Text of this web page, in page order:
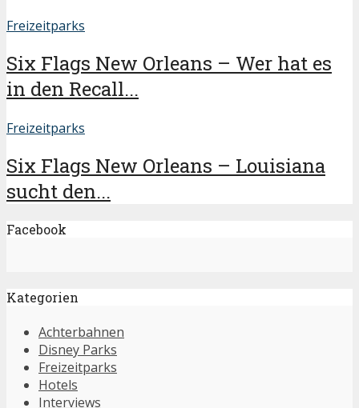
Freizeitparks
Six Flags New Orleans – Wer hat es
in den Recall...
Freizeitparks
Six Flags New Orleans – Louisiana
sucht den...
Facebook
Kategorien
Achterbahnen
Disney Parks
Freizeitparks
Hotels
Interviews